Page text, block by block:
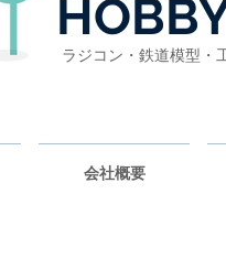
ラジコン・鉄道模型・
会社概要